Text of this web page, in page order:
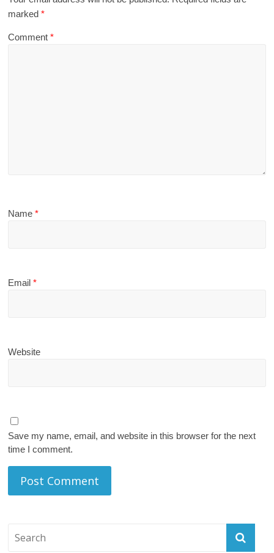
marked*
Comment*
Name*
Email*
Website
Save my name, email, and website in this browser for the next
time I comment.